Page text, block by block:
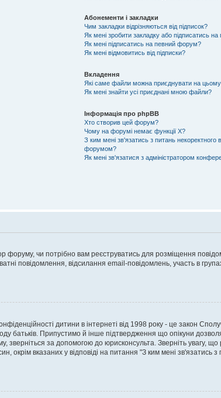
Абонементи і закладки
Чим закладки відрізняються від підписок?
Як мені зробити закладку або підписатись
Як мені підписатись на певний форум?
Як мені відмовитись від підписки?
Вкладення
Які саме файли можна приєднувати на
Як мені знайти усі приєднані мною файли?
Інформація про phpBB
Хто створив цей форум?
Чому на форумі немає функції X?
З ким мені зв'язатись з питань
форумом?
Як мені зв'язатися з адміністратором
форуму, чи потрібно вам реєструватись для розміщення
повідомлення, відсилання email-повідомлень, участь в
дитини в інтернеті від 1998 року - це закон
батьків. Припустимо й інше підтвердження що опікуни
за допомогою до юрисконсульта. Зверніть увагу,
окрім вказаних у відповіді на питання "З ким мені зв'язатись